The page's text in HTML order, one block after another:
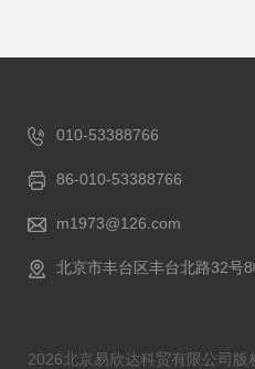
010-53388766
86-010-53388766
m1973@126.com
北京市丰台区丰台北路32号
2026北京易欣达科贸有限公司